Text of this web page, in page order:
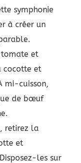
symphonie
à créer un
et
cocotte et
mi-cuisson,
de bœuf
retirez la
et
les sur